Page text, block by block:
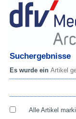
Suchergebnisse
Es wurde ein Artikel
Alle Artikel